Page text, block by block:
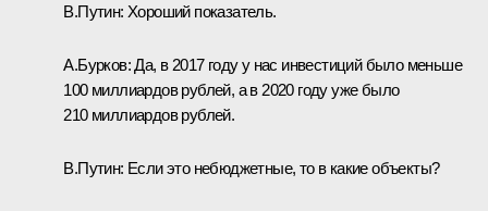
В.Путин: Хороший показатель.
А.Бурков:Да, в 2017 году у нас инвестиций было меньше
100 миллиардов рублей, а в 2020 году уже было
210 миллиардов рублей.
В.Путин: Если это небюджетные, то в какие объекты?